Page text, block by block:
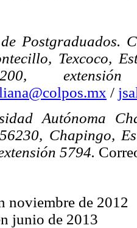
Postgraduados.
Texcoco,
/
Autónoma
Chapingo,
5794.
noviembre de 2012
junio de 2013